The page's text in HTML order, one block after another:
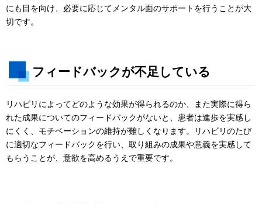
にも目を向け、必要に応じてメンタル面のサポートを行うことが大
切です。
フィードバックが不足している
リハビリによってどのような効果が得られるのか、また実際に得ら
れた成果についてのフィードバックがないと、患者は進歩を実感し
にくく、モチベーションの維持が難しくなります。リハビリのたび
に適切なフィードバックを行い、取り組みの成果や意義を実感して
もらうことが、意欲を高めるうえで重要です。